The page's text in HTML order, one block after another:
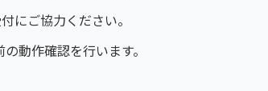
にご協力ください。
動作確認を行います。